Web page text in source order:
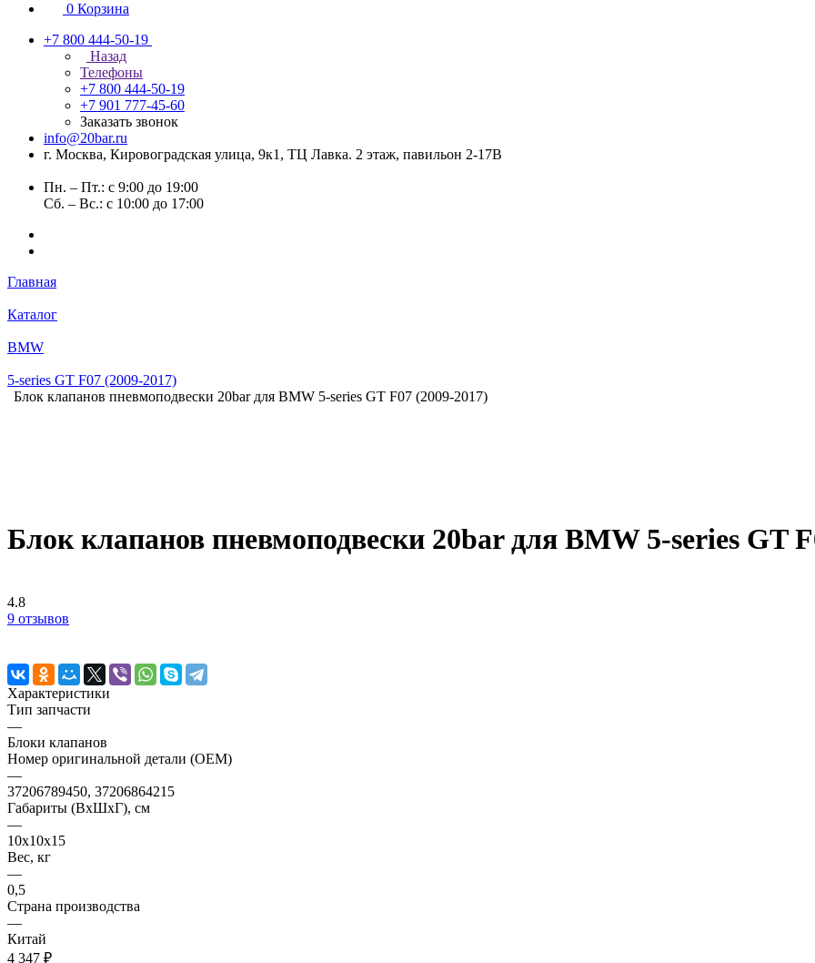
0 Корзина
+7 800 444-50-19
Назад
Телефоны
+7 800 444-50-19
+7 901 777-45-60
Заказать звонок
info@20bar.ru
г. Москва, Кировоградская улица, 9к1, ТЦ Лавка. 2 этаж, павильон 2-17В
Пн. – Пт.: с 9:00 до 19:00
Сб. – Вс.: с 10:00 до 17:00
Главная
Каталог
BMW
5-series GT F07 (2009-2017)
Блок клапанов пневмоподвески 20bar для BMW 5-series GT F07 (2009-2017)
Блок клапанов пневмоподвески 20bar для BMW 5-series GT
4.8
9 отзывов
Характеристики
Тип запчасти
—
Блоки клапанов
Номер оригинальной детали (OEM)
—
37206789450, 37206864215
Габариты (ВхШхГ), см
—
10х10х15
Вес, кг
—
0,5
Страна производства
—
Китай
4 347 ₽